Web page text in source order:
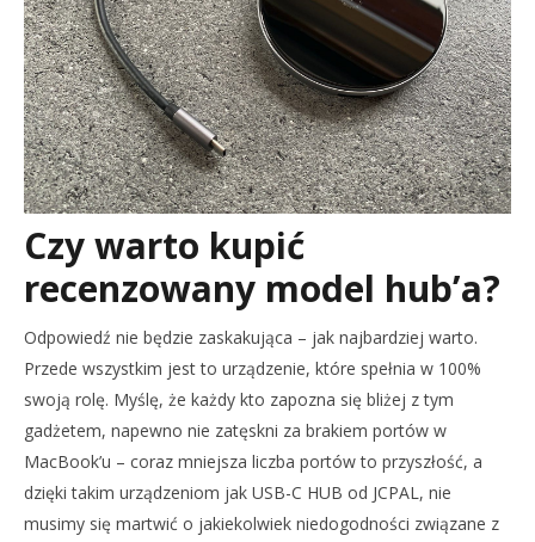
Czy warto kupić
recenzowany model hub’a?
Odpowiedź nie będzie zaskakująca – jak najbardziej warto.
Przede wszystkim jest to urządzenie, które spełnia w 100%
swoją rolę. Myślę, że każdy kto zapozna się bliżej z tym
gadżetem, napewno nie zatęskni za brakiem portów w
MacBook’u – coraz mniejsza liczba portów to przyszłość, a
dzięki takim urządzeniom jak USB-C HUB od JCPAL, nie
musimy się martwić o jakiekolwiek niedogodności związane z